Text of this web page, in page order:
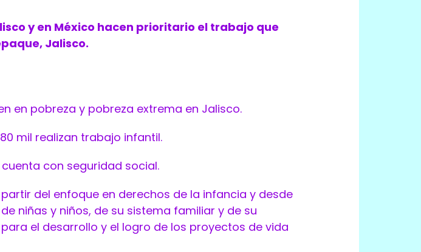
y en México hacen prioritario el trabajo que
Jalisco.
en pobreza y pobreza extrema en Jalisco.
mil realizan trabajo infantil.
con seguridad social.
del enfoque en derechos de la infancia y desde
niñas y niños, de su sistema familiar y de su
el desarrollo y el logro de los proyectos de vida